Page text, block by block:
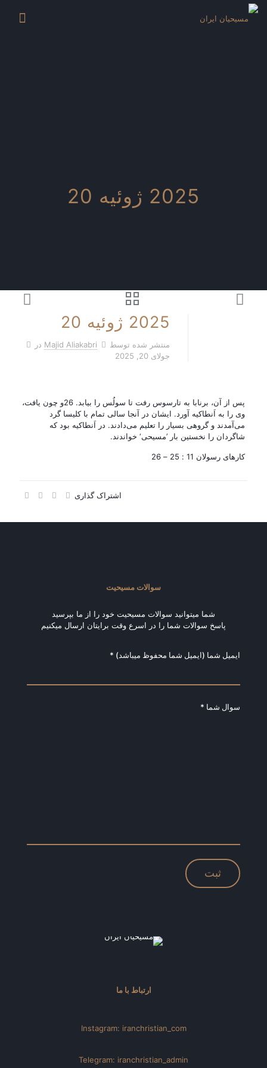
2025 ژوئیه 20
2025 ژوئیه 20
منتشر شده توسط Majid Aliakabri در
جولای 20, 2025
پس از آن، برنابا به تارسوس رفت تا سولُس را بیابد. 26و چون یافت،
وی را به اَنطاکیه آورد. ایشان در آنجا سالی تمام با کلیسا گرد
می‌آمدند و گروهی بسیار را تعلیم می‌دادند. در اَنطاکیه بود که
شاگردان را نخستین بار ’مسیحی‘ خواندند.
کارهای رسولان 11 : 25 – 26
اشتراک گذاری
سوالات مسیحیت
شما میتوانید سوالات مسیحیت خود را از ما بپرسید
پاسخ سوالات شما را در اسرع وقت برایتان ارسال میکنیم
ایمیل شما (ایمیل شما محفوظ میباشد) *
سوال شما *
ارتباط با ما
Instagram: iranchristian_com
Telegram: iranchristian_admin